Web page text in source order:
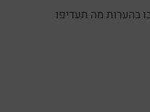
בהערות מה תעדיפו